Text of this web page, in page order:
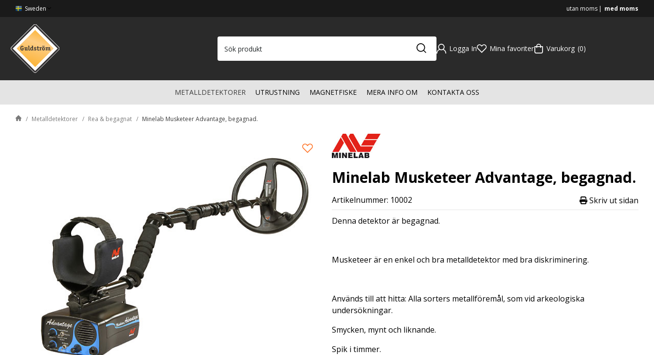
Sweden utan moms med moms
Logga In Mina favoriter Varukorg 0
METALLDETEKTORER UTRUSTNING MAGNETFISKE MERA INFO OM KONTAKTA OSS
Metalldetektorer Rea & begagnat Minelab Musketeer Advantage, begagnad.
Minelab Musketeer Advantage, begagnad.
Artikelnummer: 10002
Skriv ut sidan
Denna detektor är begagnad.
Musketeer är en enkel och bra metalldetektor med bra diskriminering.
Används till att hitta: Alla sorters metallföremål, som vid arkeologiska
undersökningar.
Smycken, mynt och liknande.
Spik i timmer.